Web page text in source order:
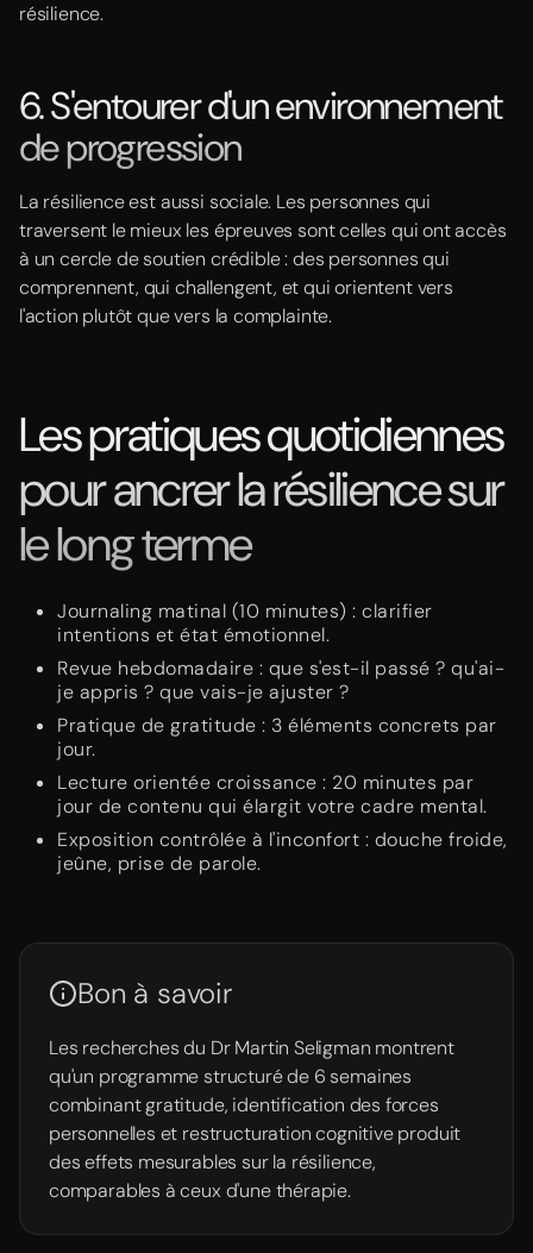
résilience.
6. S'entourer d'un environnement
de progression
La résilience est aussi sociale. Les personnes qui
traversent le mieux les épreuves sont celles qui ont accès
à un cercle de soutien crédible : des personnes qui
comprennent, qui challengent, et qui orientent vers
l'action plutôt que vers la complainte.
Les pratiques quotidiennes
pour ancrer la résilience sur
le long terme
Journaling matinal (10 minutes) : clarifier
intentions et état émotionnel.
Revue hebdomadaire : que s'est-il passé ? qu'ai-
je appris ? que vais-je ajuster ?
Pratique de gratitude : 3 éléments concrets par
jour.
Lecture orientée croissance : 20 minutes par
jour de contenu qui élargit votre cadre mental.
Exposition contrôlée à l'inconfort : douche froide,
jeûne, prise de parole.
Bon à savoir
Les recherches du Dr Martin Seligman montrent
qu'un programme structuré de 6 semaines
combinant gratitude, identification des forces
personnelles et restructuration cognitive produit
des effets mesurables sur la résilience,
comparables à ceux d'une thérapie.